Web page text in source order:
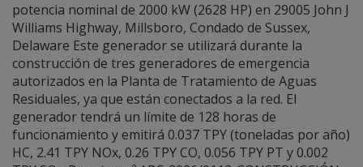
potencia nominal de 2000 kW (2628 HP) en 29005 John J
Williams Highway, Millsboro, Condado de Sussex,
Delaware Este generador se utilizará durante la
construcción de tres generadores de emergencia
autorizados en la Planta de Tratamiento de Aguas
Residuales, ya que están conectados a la red. El
generador tendrá un límite de 128 horas de
funcionamiento y emitirá 0.037 TPY (toneladas por año)
HC, 2.41 TPY NOx, 0.26 TPY CO, 0.056 TPY PT y 0.002